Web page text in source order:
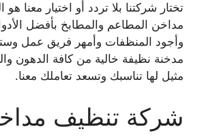
تختار شركتنا بلا تردد أو اختيار معنا
مداخن المطاعم والمطابخ بأفضل
وأجود المنظفات وأمهر فريق عمل
مدخنة نظيفة خالية من كافة الدهون
مثيل لها تناسبك وتسعد تعاملك معنا.
شركة تنظيف